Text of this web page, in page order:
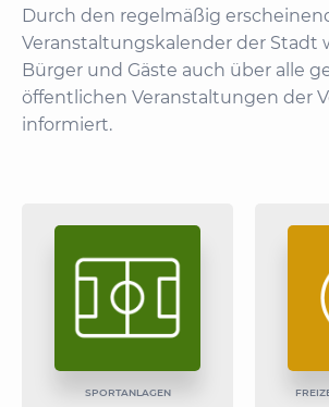
Durch den regelmäßig
Veranstaltungskalender der Stadt
Bürger und Gäste auch über alle
öffentlichen Veranstaltungen der
informiert.
SPORTANLAGEN